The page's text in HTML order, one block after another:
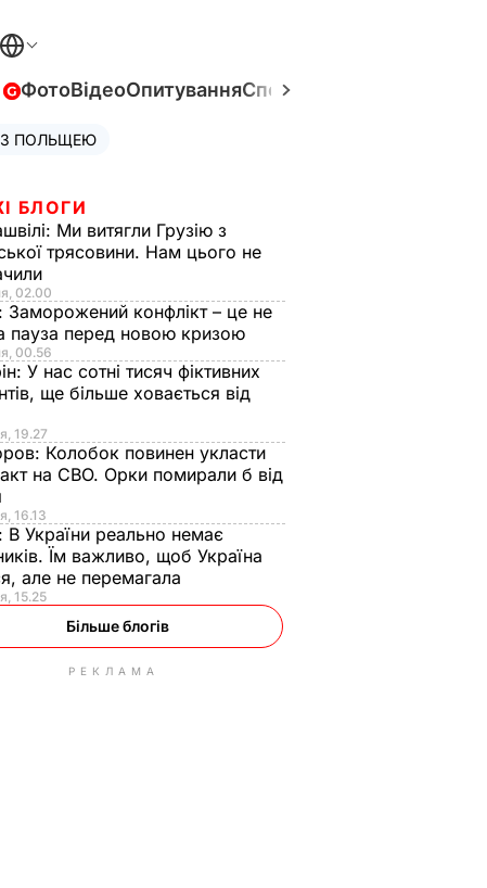
ФотоВідеоОпитуванняСпецпроєкти
ПОЛЬЩЕЮ
БЛОГИ
Ми витягли Грузію з
трясовини. Нам цього не
02.00
Заморожений конфлікт – це не
пауза перед новою кризою
00.56
У нас сотні тисяч фіктивних
ще більше ховається від
19.27
Колобок повинен укласти
на СВО. Орки помирали б від
16.13
В України реально немає
Їм важливо, щоб Україна
але не перемагала
15.25
Більше блогів
РЕКЛАМА